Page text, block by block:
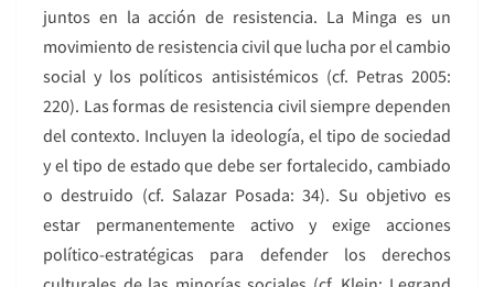
juntos en la acción de resistencia. La Minga es un
movimiento de resistencia civil que lucha por el cambio
social y los políticos antisistémicos (cf. Petras 2005:
220). Las formas de resistencia civil siempre dependen
del contexto. Incluyen la ideología, el tipo de sociedad
y el tipo de estado que debe ser fortalecido, cambiado
o destruido (cf. Salazar Posada: 34). Su objetivo es
estar permanentemente activo y exige acciones
político-estratégicas para defender los derechos